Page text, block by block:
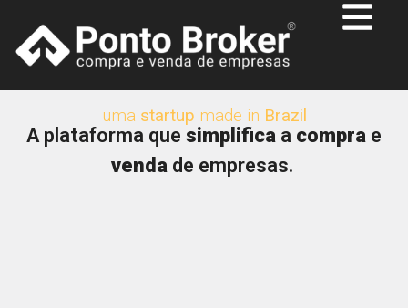
uma startup made in Brazil
A plataforma que simplifica a compra e
vendade empresas.